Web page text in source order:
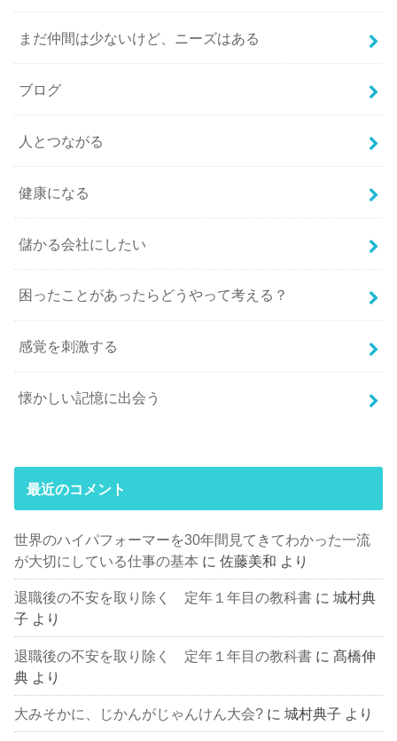
まだ仲間は少ないけど、ニーズはある
ブログ
人とつながる
健康になる
儲かる会社にしたい
困ったことがあったらどうやって考える？
感覚を刺激する
懐かしい記憶に出会う
最近のコメント
世界のハイパフォーマーを30年間見てきてわかった一流
が大切にしている仕事の基本 に佐藤美和 より
退職後の不安を取り除く 定年１年目の教科書 に城村典
子 より
退職後の不安を取り除く 定年１年目の教科書 に髙橋伸
典 より
大みそかに、じかんがじゃんけん大会? に城村典子 より